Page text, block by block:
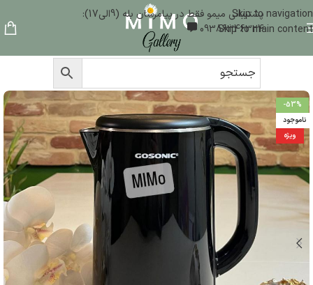
Skip to navigation
Skip to main content
پشتیبانی میمو فقط در پیامرسان بله (9الی17):
09386346324
-53%
ناموجود
ویژه